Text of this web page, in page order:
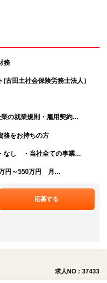
務
古田土社会保険労務士法人）
の就業規則・雇用契約...
格をお持ちの方
なし ・当社全ての事業...
円～550万円 月...
応募する
求人NO：37433